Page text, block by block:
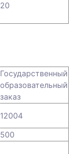
20
Государственный
образовательный
заказ
12004
500